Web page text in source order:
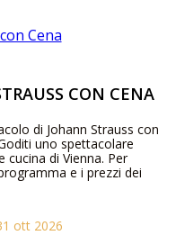
CON CENA
di Johann Strauss con
uno spettacolare
di Vienna. Per
e i prezzi dei
telefonicamente.
ott 2026